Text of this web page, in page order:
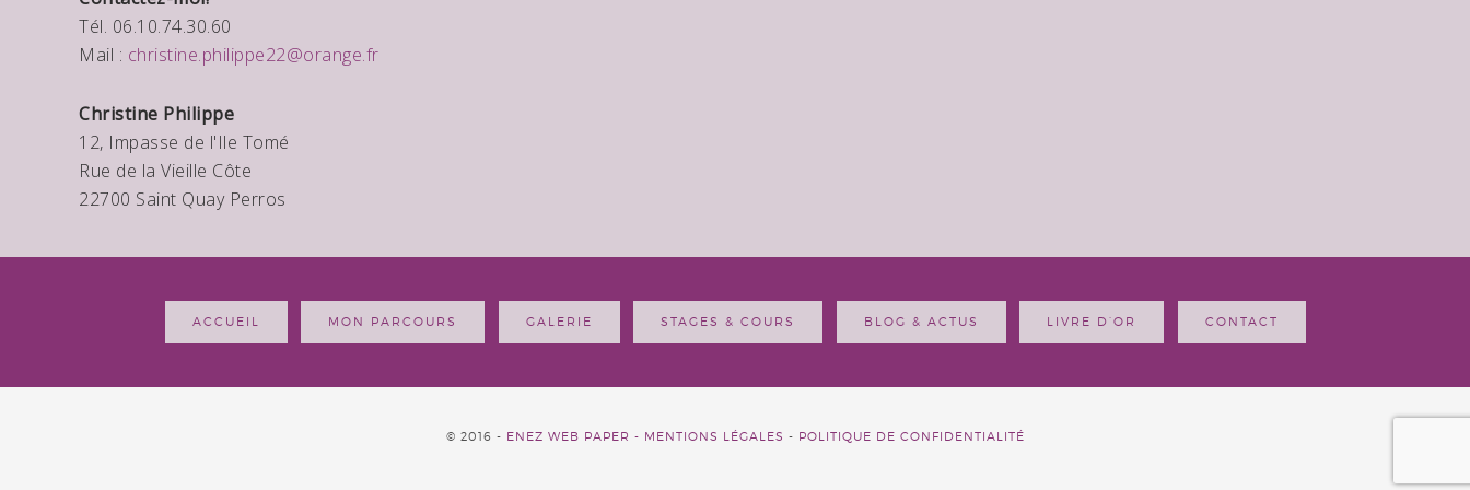
Tél. 06.10.74.30.60
Mail : christine.philippe22@orange.fr
Christine Philippe
12, Impasse de l'Ile Tomé
Rue de la Vieille Côte
22700 Saint Quay Perros
ACCUEIL MON PARCOURS GALERIE STAGES & COURS BLOG & ACTUS LIVRE D’OR CONTACT
© 2016 - ENEZ WEB PAPER - MENTIONS LÉGALES - POLITIQUE DE CONFIDENTIALITÉ